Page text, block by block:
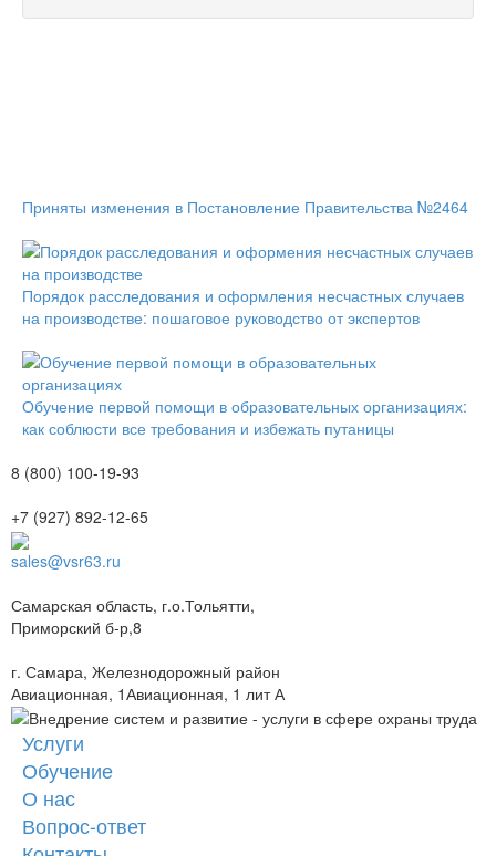
Приняты изменения в Постановление Правительства №2464
Порядок расследования и оформления несчастных случаев
на производстве: пошаговое руководство от экспертов
Обучение первой помощи в образовательных организациях:
как соблюсти все требования и избежать путаницы
8 (800) 100-19-93
+7 (927) 892-12-65
sales@vsr63.ru
Самарская область, г.о.Тольятти,
Приморский б-р,8
г. Самара, Железнодорожный район
Авиационная, 1Авиационная, 1 лит А
Услуги
Обучение
О нас
Вопрос-ответ